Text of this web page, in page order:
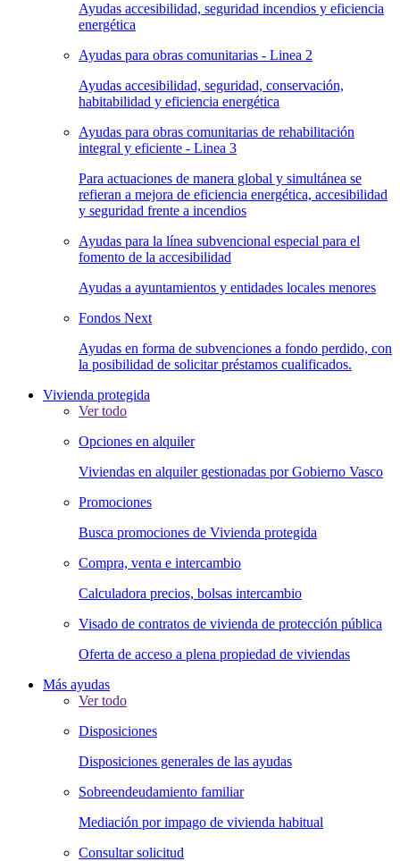
Ayudas accesibilidad, seguridad incendios y eficiencia
energética
Ayudas para obras comunitarias - Linea 2
Ayudas accesibilidad, seguridad, conservación,
habitabilidad y eficiencia energética
Ayudas para obras comunitarias de rehabilitación
integral y eficiente - Linea 3
Para actuaciones de manera global y simultánea se
refieran a mejora de eficiencia energética, accesibilidad
y seguridad frente a incendios
Ayudas para la línea subvencional especial para el
fomento de la accesibilidad
Ayudas a ayuntamientos y entidades locales menores
Fondos Next
Ayudas en forma de subvenciones a fondo perdido, con
la posibilidad de solicitar préstamos cualificados.
Vivienda protegida
Ver todo
Opciones en alquiler
Viviendas en alquiler gestionadas por Gobierno Vasco
Promociones
Busca promociones de Vivienda protegida
Compra, venta e intercambio
Calculadora precios, bolsas intercambio
Visado de contratos de vivienda de protección pública
Oferta de acceso a plena propiedad de viviendas
Más ayudas
Ver todo
Disposiciones
Disposiciones generales de las ayudas
Sobreendeudamiento familiar
Mediación por impago de vivienda habitual
Consultar solicitud